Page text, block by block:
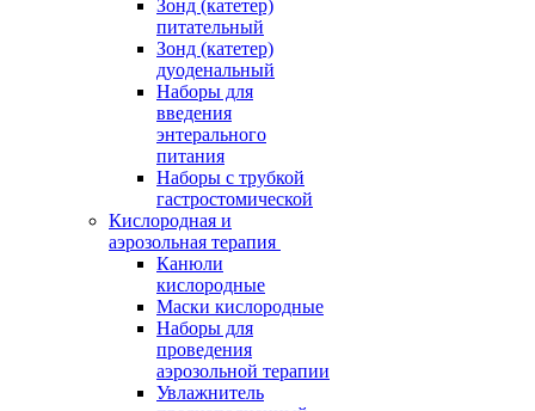
Зонд (катетер)
питательный
Зонд (катетер)
дуоденальный
Наборы для
введения
энтерального
питания
Наборы с трубкой
гастростомической
Кислородная и
аэрозольная терапия
Канюли
кислородные
Маски кислородные
Наборы для
проведения
аэрозольной терапии
Увлажнитель